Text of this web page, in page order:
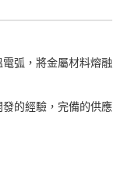
弧，將金屬材料熔融
的經驗，完備的供應